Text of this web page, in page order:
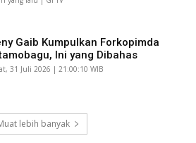
Gaib Kumpulkan Forkopimda
Ini yang Dibahas
31 Juli 2026 | 21:00:10 WIB
lebih banyak